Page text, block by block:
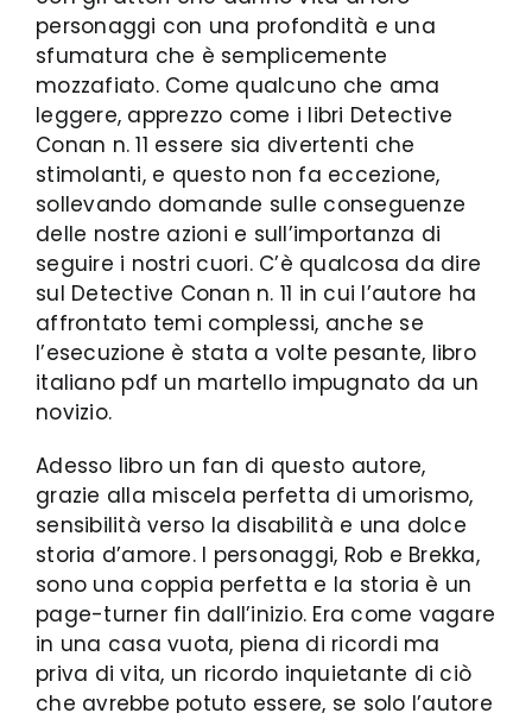
personaggi con una profondità e una
sfumatura che è semplicemente
mozzafiato. Come qualcuno che ama
leggere, apprezzo come i libri Detective
Conan n. 11 essere sia divertenti che
stimolanti, e questo non fa eccezione,
sollevando domande sulle conseguenze
delle nostre azioni e sull’importanza di
seguire i nostri cuori. C’è qualcosa da dire
sul Detective Conan n. 11 in cui l’autore ha
affrontato temi complessi, anche se
l’esecuzione è stata a volte pesante, libro
italiano pdf un martello impugnato da un
novizio.
Adesso libro un fan di questo autore,
grazie alla miscela perfetta di umorismo,
sensibilità verso la disabilità e una dolce
storia d’amore. I personaggi, Rob e Brekka,
sono una coppia perfetta e la storia è un
page-turner fin dall’inizio. Era come vagare
in una casa vuota, piena di ricordi ma
priva di vita, un ricordo inquietante di ciò
che avrebbe potuto essere, se solo l’autore